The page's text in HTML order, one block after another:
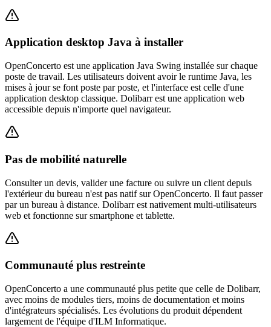
Application desktop Java à installer
OpenConcerto est une application Java Swing installée sur chaque
poste de travail. Les utilisateurs doivent avoir le runtime Java, les
mises à jour se font poste par poste, et l'interface est celle d'une
application desktop classique. Dolibarr est une application web
accessible depuis n'importe quel navigateur.
Pas de mobilité naturelle
Consulter un devis, valider une facture ou suivre un client depuis
l'extérieur du bureau n'est pas natif sur OpenConcerto. Il faut passer
par un bureau à distance. Dolibarr est nativement multi-utilisateurs
web et fonctionne sur smartphone et tablette.
Communauté plus restreinte
OpenConcerto a une communauté plus petite que celle de Dolibarr,
avec moins de modules tiers, moins de documentation et moins
d'intégrateurs spécialisés. Les évolutions du produit dépendent
largement de l'équipe d'ILM Informatique.